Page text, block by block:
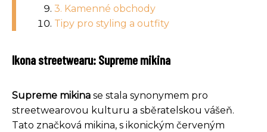
3. Kamenné obchody
Tipy pro styling a outfity
Ikona streetwearu: Supreme mikina
Supreme mikina se stala synonymem pro
streetwearovou kulturu a sběratelskou vášeň.
Tato značková mikina, s ikonickým červeným